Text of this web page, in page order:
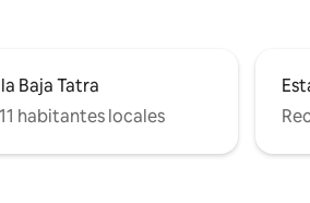
Baja Tatra
habitantes locales